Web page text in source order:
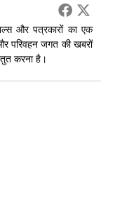
और पत्रकारों का एक
परिवहन जगत की खबरों
करना है।